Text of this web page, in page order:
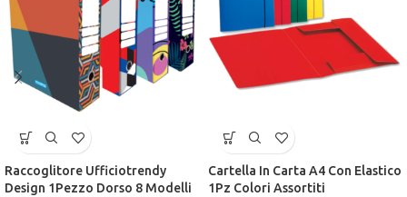
Raccoglitore Ufficiotrendy
Design 1Pezzo Dorso 8 Modelli
Cartella In Carta A4 Con Elastico
1Pz Colori Assortiti